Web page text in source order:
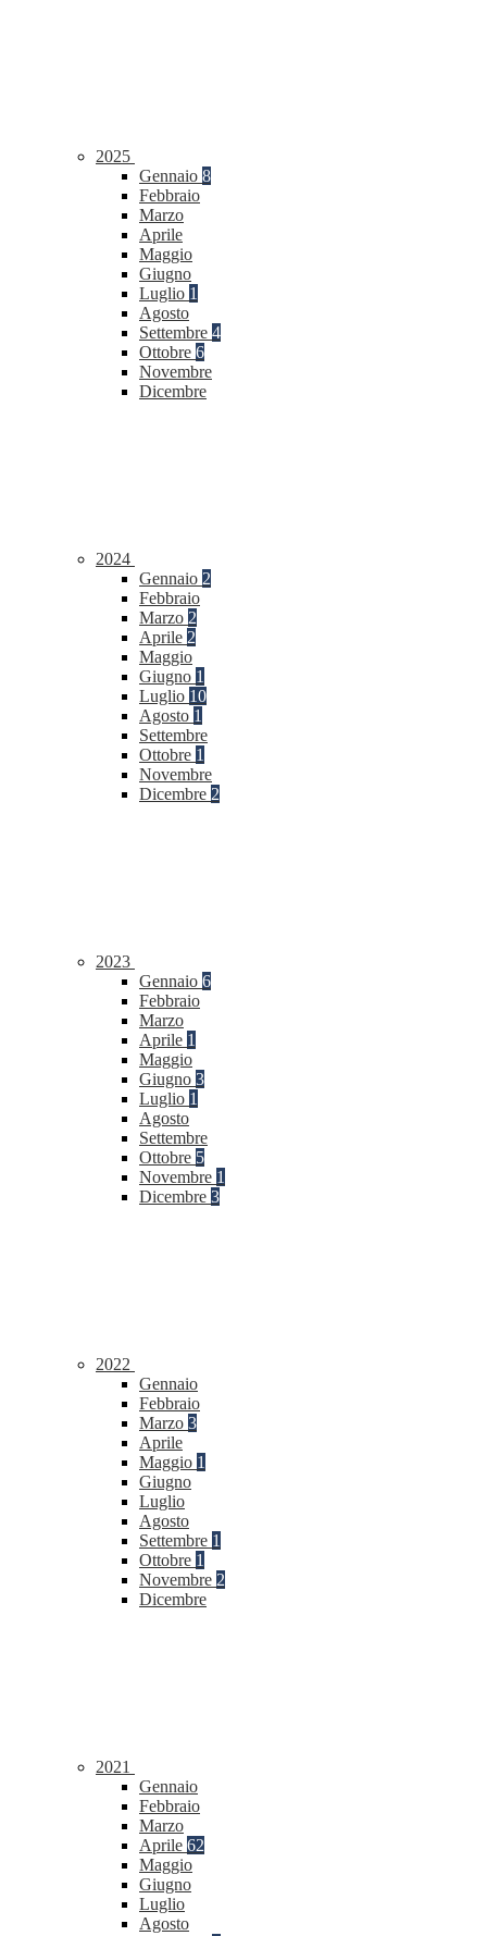
2025
Gennaio 8
Febbraio
Marzo
Aprile
Maggio
Giugno
Luglio 1
Agosto
Settembre 4
Ottobre 6
Novembre
Dicembre
2024
Gennaio 2
Febbraio
Marzo 2
Aprile 2
Maggio
Giugno 1
Luglio 10
Agosto 1
Settembre
Ottobre 1
Novembre
Dicembre 2
2023
Gennaio 6
Febbraio
Marzo
Aprile 1
Maggio
Giugno 3
Luglio 1
Agosto
Settembre
Ottobre 5
Novembre 1
Dicembre 3
2022
Gennaio
Febbraio
Marzo 3
Aprile
Maggio 1
Giugno
Luglio
Agosto
Settembre 1
Ottobre 1
Novembre 2
Dicembre
2021
Gennaio
Febbraio
Marzo
Aprile 62
Maggio
Giugno
Luglio
Agosto